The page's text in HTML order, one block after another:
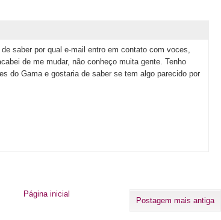
saber por qual e-mail entro em contato com voces,
de me mudar, não conheço muita gente. Tenho
do Gama e gostaria de saber se tem algo parecido por
Postagem mais antiga
Página inicial